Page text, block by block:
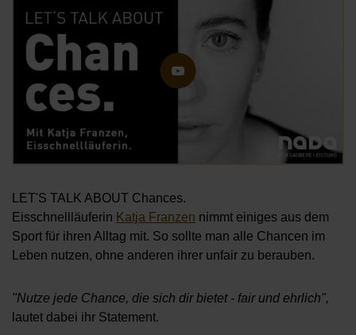
LET'S TALK ABOUT Chances.
Eisschnellläuferin Katja Franzen nimmt einiges aus dem
Sport für ihren Alltag mit. So sollte man alle Chancen im
Leben nutzen, ohne anderen ihrer unfair zu berauben.
"Nutze jede Chance, die sich dir bietet - fair und ehrlich",
lautet dabei ihr Statement.